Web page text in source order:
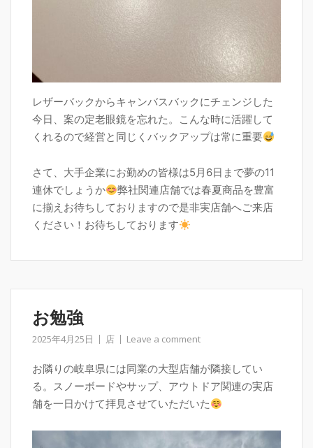
レザーバックからキャンバスバックにチェンジした
今日、案の定老眼鏡を忘れた。こんな時に活躍して
くれるので経営と同じくバックアップは常に重要
さて、大手企業にお勤めの皆様は5月6日まで夢の11
連休でしょうか
弊社関連店舗では春夏商品を豊富
に揃えお待ちしておりますので是非実店舗へご来店
ください！お待ちしております
お勉強
2025年4月25日 店 Leave a comment
お隣りの岐阜県には同業の大型店舗が隣接してい
る。スノーボードやサップ、アウトドア関連の実店
舗を一日かけて拝見させていただいた